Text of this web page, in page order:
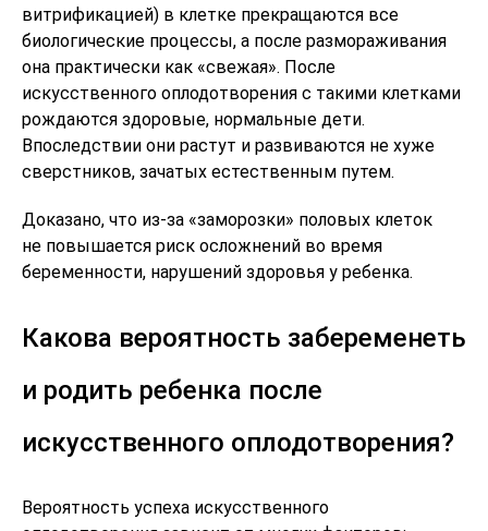
витрификацией) в клетке прекращаются все
биологические процессы, а после размораживания
она практически как «свежая». После
искусственного оплодотворения с такими клетками
рождаются здоровые, нормальные дети.
Впоследствии они растут и развиваются не хуже
сверстников, зачатых естественным путем.
Доказано, что из-за «заморозки» половых клеток
не повышается риск осложнений во время
беременности, нарушений здоровья у ребенка.
Какова вероятность забеременеть
и родить ребенка после
искусственного оплодотворения?
Вероятность успеха искусственного